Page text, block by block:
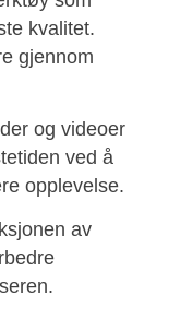
kvalitet.
gjennom
og videoer
ved å
opplevelse.
av